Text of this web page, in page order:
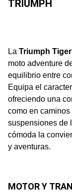
TRIUMPH
La Triumph
moto adventure
equilibrio entre
Equipa el
ofreciendo una
como en
suspensiones de
cómoda la
y aventuras.
MOTOR Y